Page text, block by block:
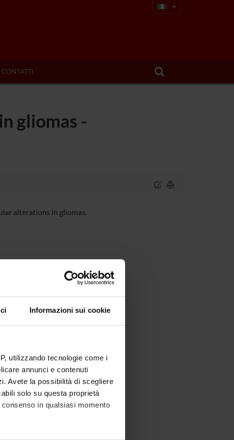
Informazioni sui cookie
utilizzando tecnologie come i
annunci e contenuti
Avete la possibilità di scegliere
solo su questa proprietà
in qualsiasi momento
CONTATTI
gliomas -
alterations in gliomas.